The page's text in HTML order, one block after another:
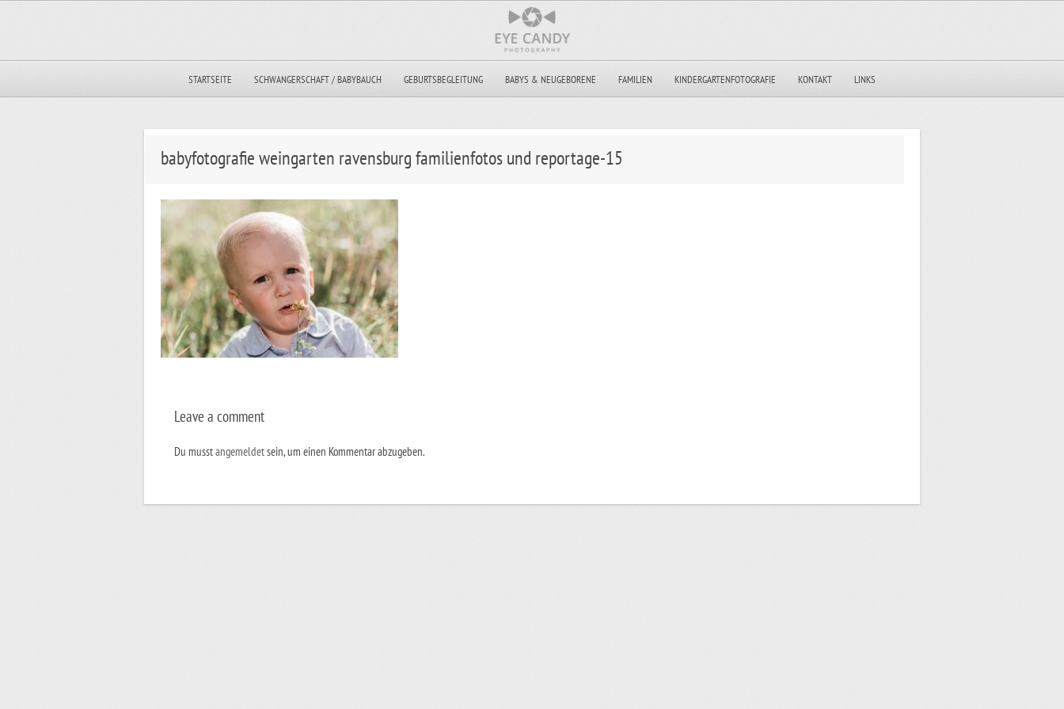
STARTSEITE SCHWANGERSCHAFT / BABYBAUCH GEBURTSBEGLEITUNG BABYS & NEUGEBORENE FAMILIEN KINDERGARTENFOTOGRAFIE KONTAKT LINKS
babyfotografie weingarten ravensburg familienfotos und reportage-15
Leave a comment
Du musstangemeldetsein, um einen Kommentar abzugeben.